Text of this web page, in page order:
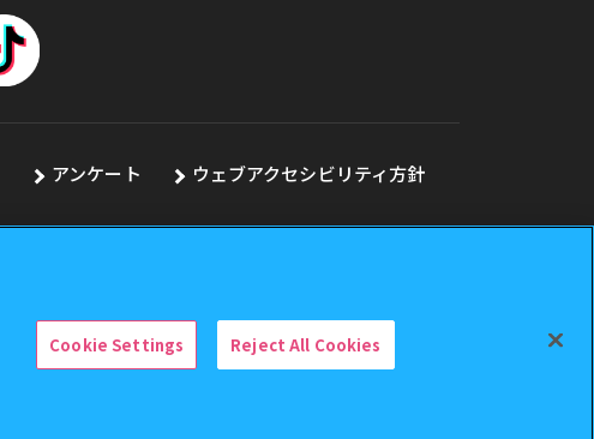
アンケート
ウェブアクセシビリティ方針
Cookie Settings Reject All Cookies